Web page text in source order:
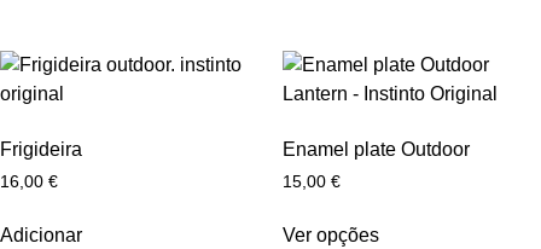
Frigideira
16,00 €
Adicionar
Enamel plate Outdoor
15,00 €
Ver opções